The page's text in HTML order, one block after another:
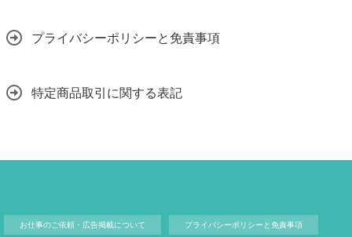
プライバシーポリシーと免責事項
特定商品取引に関する表記
お仕事のご依頼・広告掲載について プライバシーポリシーと免責事項